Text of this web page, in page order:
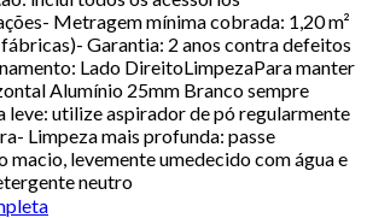
Metragem mínima cobrada: 1,20 m²
Garantia: 2 anos contra defeitos
Lado DireitoLimpezaPara manter
Alumínio 25mm Branco sempre
leve: utilize aspirador de pó regularmente
Limpeza mais profunda: passe
macio, levemente umedecido com água e
neutro